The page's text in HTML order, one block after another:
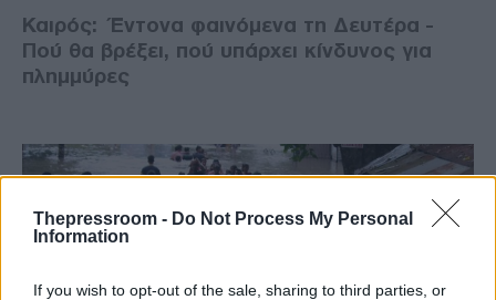
Thepressroom - Do Not Process My Personal
Information
If you wish to opt-out of the sale, sharing to third parties, or
Καιρός: Έντονα φαινόμενα τη Δευτέρα -
Πού θα βρέξει, πού υπάρχει κίνδυνος για
πλημμύρες